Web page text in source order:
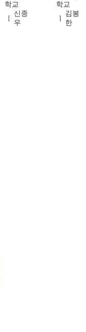
학교
신종
우
학교
김봉
한